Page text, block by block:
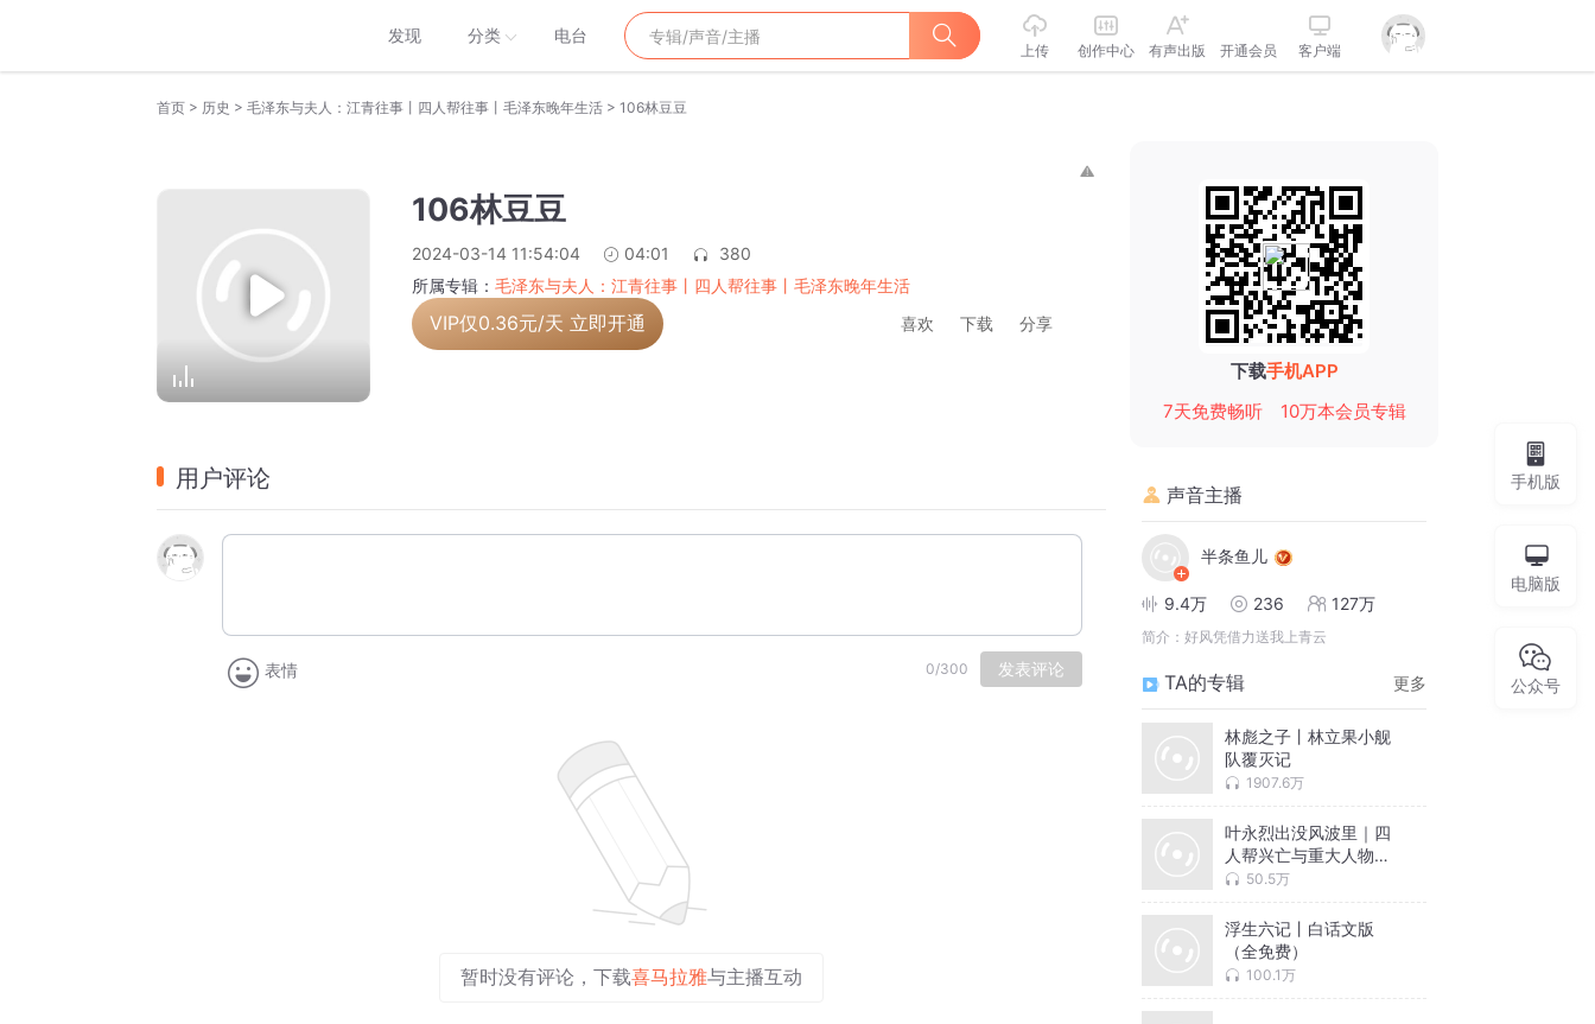
发现 分类 电台
上传 创作中心 有声出版 开通会员 客户端
首页 > 历史 > 毛泽东与夫人：江青往事丨四人帮往事丨毛泽东晚年生活 > 106林豆豆
106林豆豆
2024-03-14 11:54:04 04:01
380
所属专辑： 毛泽东与夫人：江青往事丨四人帮往事丨毛泽东晚年生活
VIP仅0.36元/天 立即开通 喜欢 下载 分享
用户评论
表情 0/300 发表评论
暂时没有评论，下载喜马拉雅与主播互动
下载手机APP
7天免费畅听
10万本会员专辑
声音主播
半条鱼儿
9.4万 236 127万
简介： 好风凭借力送我上青云
TA的专辑 更多
林彪之子丨林立果小舰
队覆灭记
1907.6万
叶永烈出没风波里｜四
人帮兴亡与重大人物的
历史故事真相｜邓小平
50.5万
浮生六记丨白话文版
（全免费）
100.1万
手机版
电脑版
公众号